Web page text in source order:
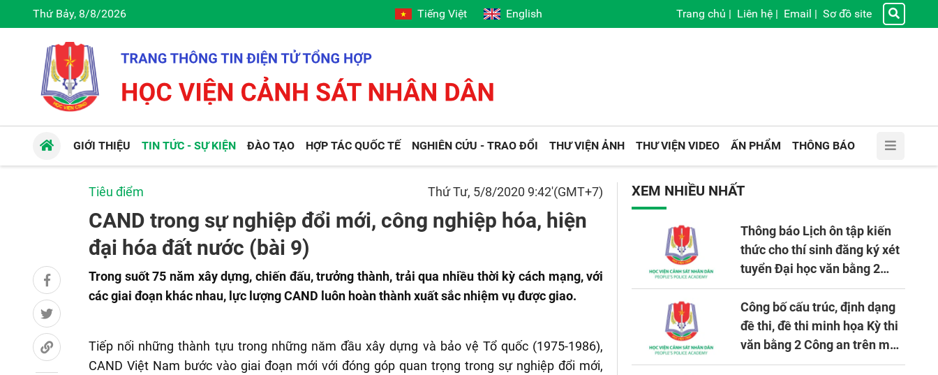
Thứ Bảy, 8/8/2026 Tiếng Việt English Trang chủ | Liên hệ | Email | Sơ đồ site
GIỚI THIỆU TIN TỨC - SỰ KIỆN ĐÀO TẠO HỢP TÁC QUỐC TẾ NGHIÊN CỨU - TRAO ĐỔI THƯ VIỆN ẢNH THƯ VIỆN VIDEO ẤN PHẨM THÔNG BÁO
Tiêu điểm Thứ Tư, 5/8/2020 9:42'(GMT+7)
CAND trong sự nghiệp đổi mới, công nghiệp hóa, hiện
đại hóa đất nước (bài 9)
Trong suốt 75 năm xây dựng, chiến đấu, trưởng thành, trải qua nhiều thời kỳ cách mạng, với
các giai đoạn khác nhau, lực lượng CAND luôn hoàn thành xuất sắc nhiệm vụ được giao.
Tiếp nối những thành tựu trong những năm đầu xây dựng và bảo vệ Tổ quốc (1975-1986),
CAND Việt Nam bước vào giai đoạn mới với đóng góp quan trọng trong sự nghiệp đổi mới,
XEM NHIỀU NHẤT
Thông báo Lịch ôn tập kiến
thức cho thí sinh đăng ký xét
tuyển Đại học văn bằng 2
tuyển mới, mở tại Học viện
CSND năm học 2026 - 2027
Công bố cấu trúc, định dạng
đề thi, đề thi minh họa Kỳ thi
văn bằng 2 Công an trên máy
tính